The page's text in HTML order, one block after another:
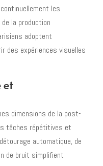
les
la production
adoptent
des expériences visuelles
et
dimensions de la post-
tâches répétitives et
automatique, de
de bruit simplifient